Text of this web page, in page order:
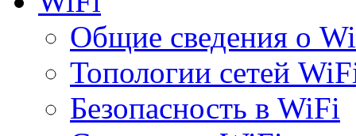
Общие сведения о
Топологии сетей
Безопасность в WiFi